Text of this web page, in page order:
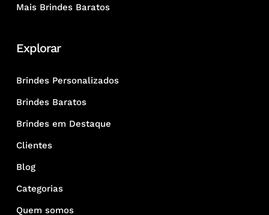
Mais Brindes Baratos
Explorar
Brindes Personalizados
Brindes Baratos
Brindes em Destaque
Clientes
Blog
Categorias
Quem somos